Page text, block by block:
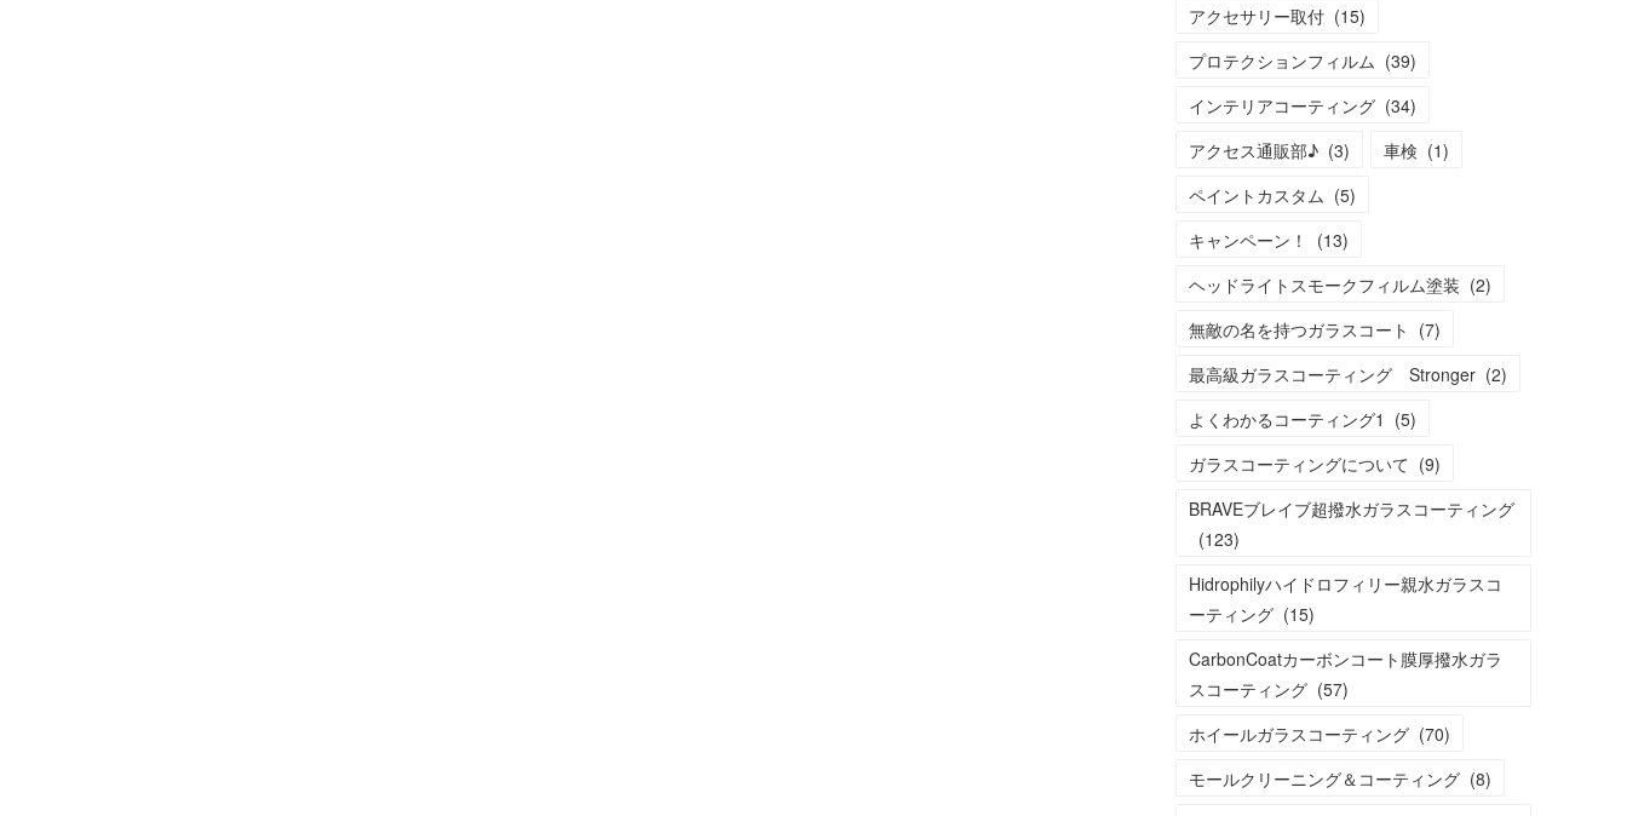
アクセサリー取付 (15)
プロテクションフィルム (39)
インテリアコーティング (34)
アクセス通販部♪ (3) 車検 (1)
ペイントカスタム (5)
キャンペーン！
(13)
ヘッドライトスモークフィルム塗装 (2)
無敵の名を持つガラスコート (7)
最高級ガラスコーティング Stronger (2)
よくわかるコーティング1 (5)
ガラスコーティングについて (9)
BRAVEブレイブ超撥水ガラスコーティング
(123)
Hidrophilyハイドロフィリー親水ガラスコ
ーティング (15)
CarbonCoatカーボンコート膜厚撥水ガラ
スコーティング (57)
ホイールガラスコーティング (70)
モールクリーニング＆コーティング (8)